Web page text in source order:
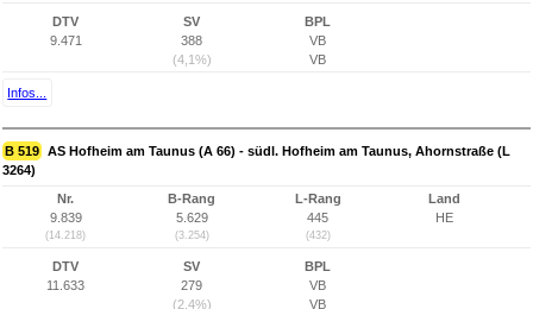
DTV
9.471
SV
388
(4,1%)
BPL
VB
VB
Infos...
B 519 AS Hofheim am Taunus (A 66) - südl. Hofheim am Taunus, Ahornstraße (L
3264)
Nr.
9.839
(14.218)
B-Rang
5.629
(3.254)
L-Rang
445
(432)
Land
HE
DTV
11.633
SV
279
(2,4%)
BPL
VB
VB